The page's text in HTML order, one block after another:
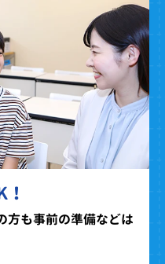
方も事前の準備などは